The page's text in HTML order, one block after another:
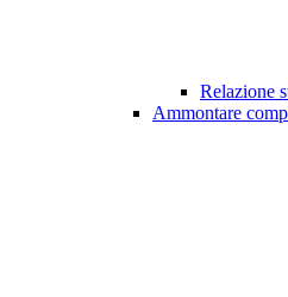
Relazione
Ammontare